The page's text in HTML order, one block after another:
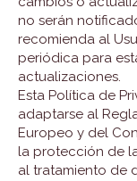
no serán
recomienda al
periódica para
actualizaciones.
Esta Política de
adaptarse al
Europeo y del
la protección de
al tratamiento de